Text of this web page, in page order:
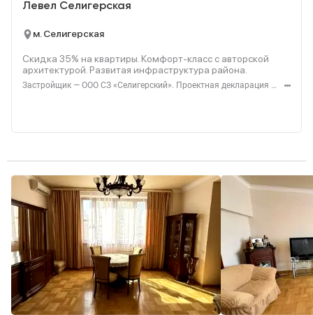
Левел Селигерская
м. Селигерская
Скидка 35% на квартиры. Комфорт‑класс с авторской
архитектурой. Развитая инфраструктура района.
Застройщик — ООО СЗ «Селигерский». Проектная декларация — наш.дом.рф. Акция до 28.02.26. Не оферта. Подробности — Level.ru